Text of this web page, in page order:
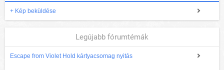
+ Kép beküldése
Legújabb fórumtémák
Escape from Violet Hold kártyacsomag nyitás